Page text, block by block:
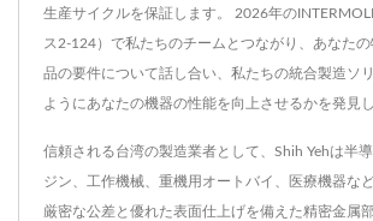
生産サイクルを保証します。 2026年の
ス2-124）で私たちのチームとつながり、あなた
品の要件について話し合い、私たちの統合製造ソ
ようにあなたの機器の性能を向上させるかを発見
信頼される台湾の製造業者として、Shih Yehは半
ジン、工作機械、重機用オートバイ、医療機器な
厳密な公差と優れた表面仕上げを備えた精密金属